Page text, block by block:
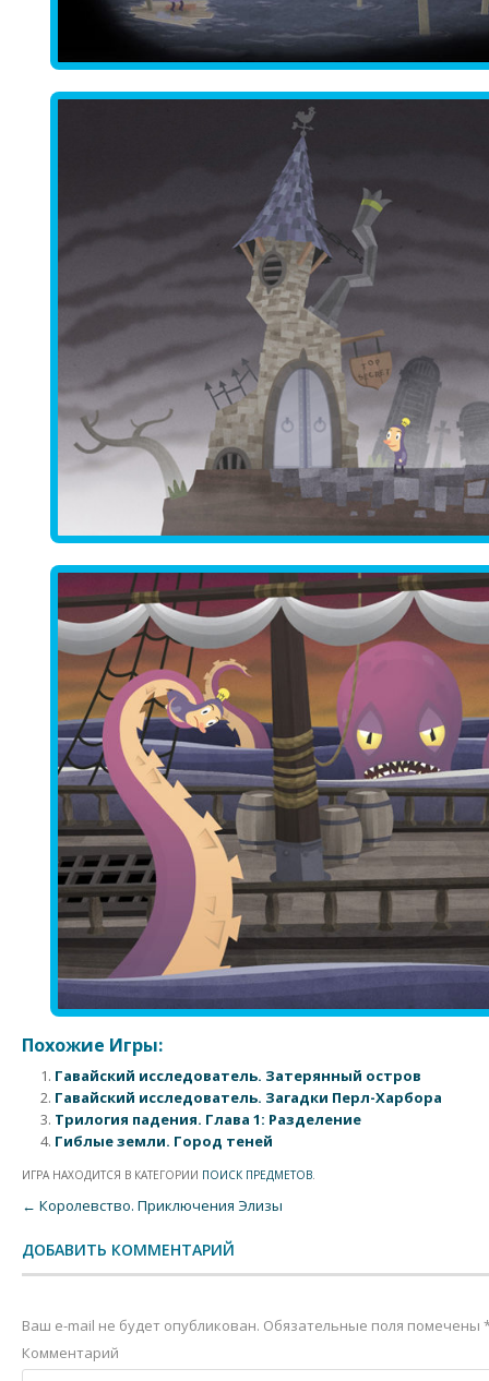
Похожие Игры:
Гавайский исследователь. Затерянный остров
Гавайский исследователь. Загадки Перл-Харбора
Трилогия падения. Глава 1: Разделение
Гиблые земли. Город теней
ИГРА НАХОДИТСЯ В КАТЕГОРИИ ПОИСК ПРЕДМЕТОВ.
Post navigation
← Королевство. Приключения Элизы
ДОБАВИТЬ КОММЕНТАРИЙ
Ваш e-mail не будет опубликован. Обязательные поля помечены
Комментарий